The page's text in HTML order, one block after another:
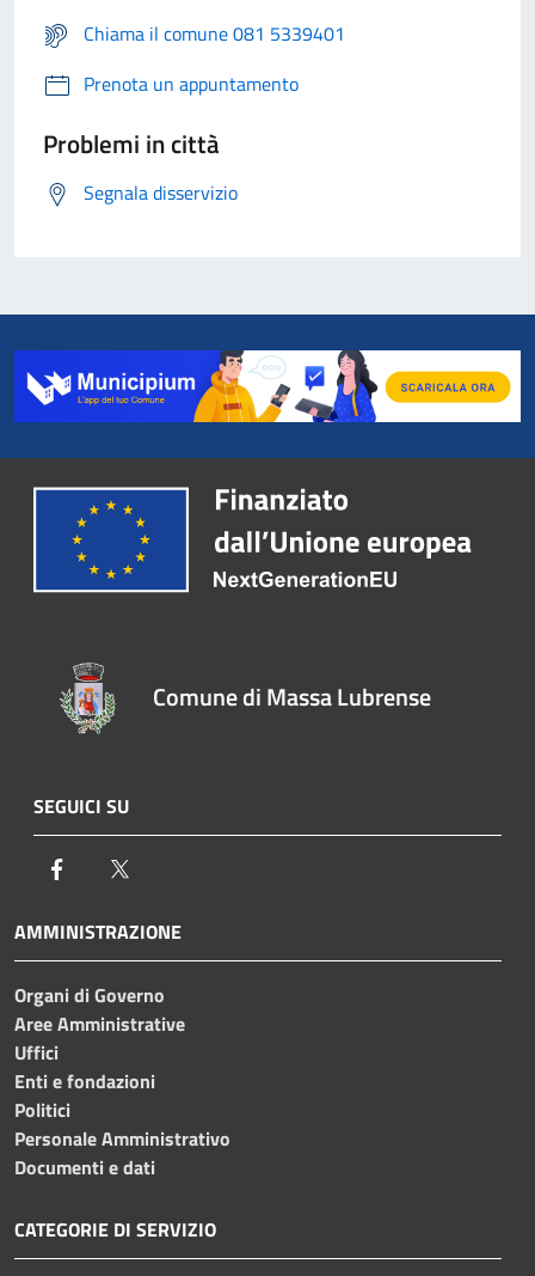
Chiama il comune 081 5339401
Prenota un appuntamento
Problemi in città
Segnala disservizio
Comune di Massa Lubrense
SEGUICI SU
Facebook
AMMINISTRAZIONE
Organi di Governo
Aree Amministrative
Uffici
Enti e fondazioni
Politici
Personale Amministrativo
Documenti e dati
CATEGORIE DI SERVIZIO